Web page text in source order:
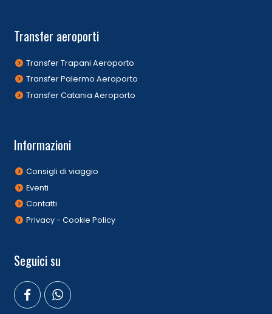
Transfer aeroporti
Transfer Trapani Aeroporto
Transfer Palermo Aeroporto
Transfer Catania Aeroporto
Informazioni
Consigli di viaggio
Eventi
Contatti
Privacy - Cookie Policy
Seguici su